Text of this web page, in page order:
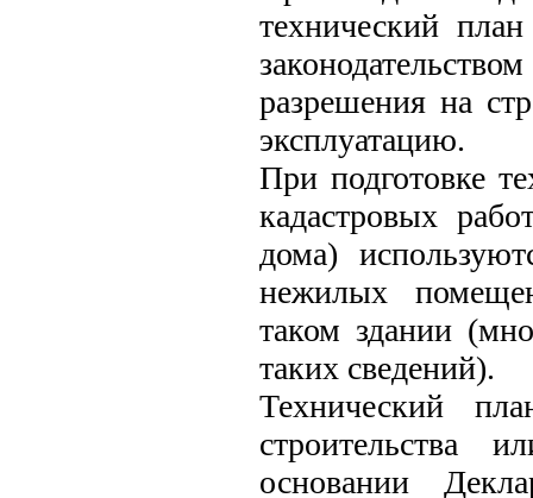
технический
разрешения на
эксплуатацию.
При подготовке
кадастровых
дома)
нежилых
таком здании
таких сведений).
Технический
строительства
основании